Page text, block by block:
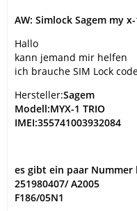
AW: Simlock Sagem my x-
Hallo
kann jemand mir helfen
ich brauche SIM Lock
Hersteller:Sagem
Modell:MYX-1 TRIO
IMEI:355741003932084
es gibt ein paar
251980407/ A2005
F186/05N1